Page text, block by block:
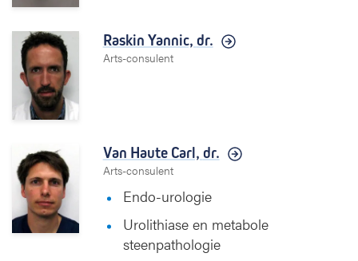
Raskin Yannic, dr.
Arts-consulent
Van Haute Carl, dr.
Arts-consulent
Endo-urologie
Urolithiase en metabole
steenpathologie